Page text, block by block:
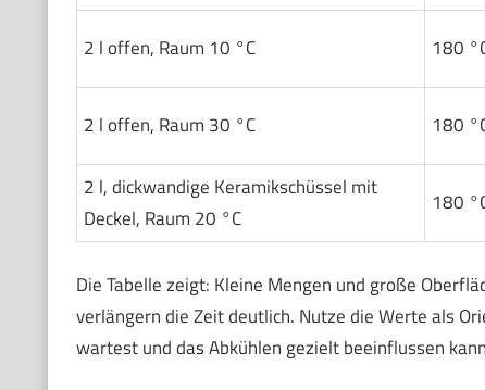
2 l offen, Raum 10 °C 180
2 l offen, Raum 30 °C 180
2 l, dickwandige Keramikschüssel mit
Deckel, Raum 20 °C
180
Die Tabelle zeigt: Kleine Mengen und große
verlängern die Zeit deutlich. Nutze die Werte als
wartest und das Abkühlen gezielt beeinflussen